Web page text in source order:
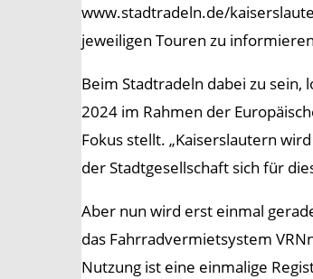
www.stadtradeln.de/
jeweiligen Touren zu
Beim Stadtradeln dabei zu
2024 im Rahmen der
Fokus stellt. „Kaiserslautern
der Stadtgesellschaft sich für
Aber nun wird erst einmal
das Fahrradvermietsystem
Nutzung ist eine einmalige